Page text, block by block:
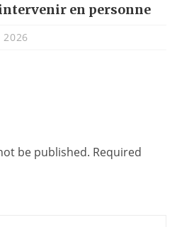
intervenir en personne
be published. Required